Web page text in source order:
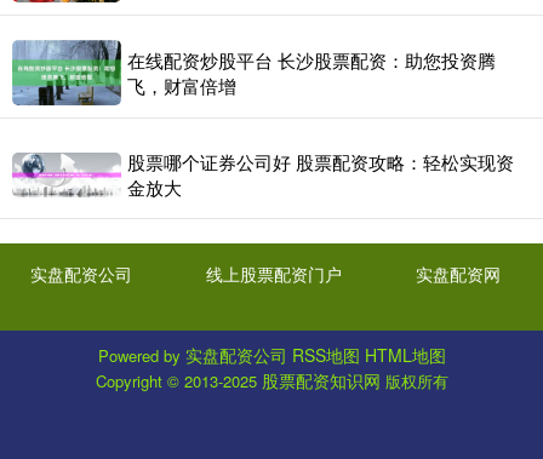
在线配资炒股平台 长沙股票配资：助您投资腾
飞，财富倍增
股票哪个证券公司好 股票配资攻略：轻松实现资
金放大
实盘配资公司 线上股票配资门户 实盘配资网
Powered by 实盘配资公司 RSS地图 HTML地图
Copyright © 2013-2025 股票配资知识网 版权所有